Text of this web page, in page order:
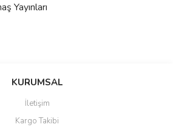
Yayınları
Yorum Yaz
teşekkür ederiz.
bozuk veya görüntülenemiyor.
KURUMSAL
İletişim
Kargo Takibi